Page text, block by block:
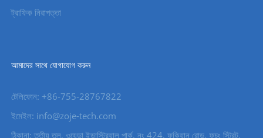
ট্রাফিক নিরাপত্তা
আমাদের সাথে যোগাযোগ করুন
টেলিফোন: +86-755-28767822
ইমেইল: info@zoje-tech.com
ঠিকানা: তৃতীয় তল, ওয়েডা ইন্ডাস্ট্রিয়াল পার্ক, নং 424, ফুকিয়ান রোড, ফুচং স্ট্রিট,